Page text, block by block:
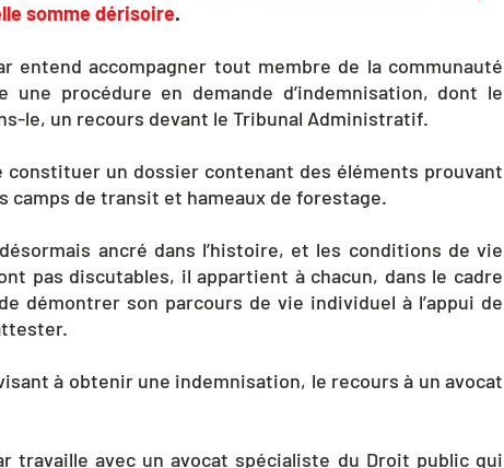
somme dérisoire.
entend accompagner tout membre de la communauté
une procédure en demande d’indemnisation, dont le
le, un recours devant le Tribunal Administratif.
un dossier contenant des éléments prouvant
camps de transit et hameaux de forestage.
ancré dans l’histoire, et les conditions de vie
pas discutables, il appartient à chacun, dans le cadre
démontrer son parcours de vie individuel à l’appui de
à obtenir une indemnisation, le recours à un avocat
travaille avec un avocat spécialiste du Droit public qui